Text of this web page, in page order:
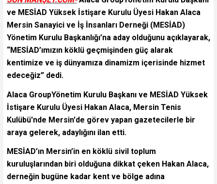
ve MESİAD Yüksek İstişare Kurulu Üyesi Hakan Alaca
Mersin Sanayici ve İş İnsanları Derneği (MESİAD)
Yönetim Kurulu Başkanlığı’na aday olduğunu açıklayarak,
“MESİAD’ımızın köklü geçmişinden güç alarak
kentimize ve iş dünyamıza dinamizm içerisinde hizmet
edeceğiz” dedi.
Alaca GroupYönetim Kurulu Başkanı ve MESİAD Yüksek
İstişare Kurulu Üyesi Hakan Alaca, Mersin Tenis
Kulübü'nde Mersin'de görev yapan gazetecilerle bir
araya gelerek, adaylığını ilan etti.
MESİAD’ın Mersin’in en köklü sivil toplum
kuruluşlarından biri olduğuna dikkat çeken Hakan Alaca,
derneğin bugüne kadar kent ve bölge adına